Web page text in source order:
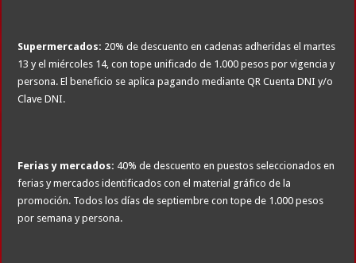
Supermercados: 20% de descuento en cadenas adheridas el martes
13 y el miércoles 14, con tope unificado de 1.000 pesos por vigencia y
persona. El beneficio se aplica pagando mediante QR Cuenta DNI y/o
Clave DNI.
Ferias y mercados: 40% de descuento en puestos seleccionados en
ferias y mercados identificados con el material gráfico de la
promoción. Todos los días de septiembre con tope de 1.000 pesos
por semana y persona.